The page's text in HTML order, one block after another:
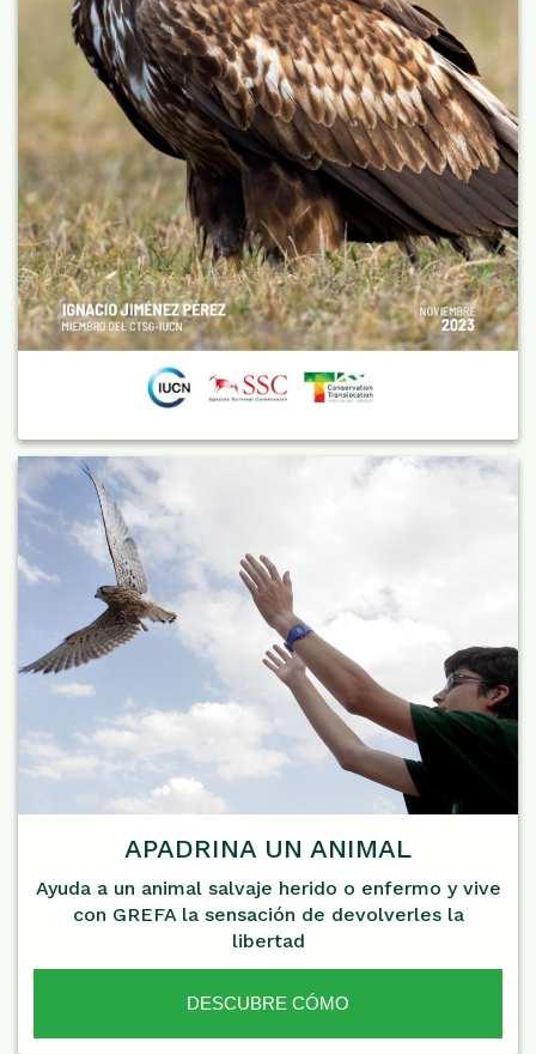
APADRINA UN ANIMAL
Ayuda a un animal salvaje herido o enfermo y vive
con GREFA la sensación de devolverles la
libertad
DESCUBRE CÓMO